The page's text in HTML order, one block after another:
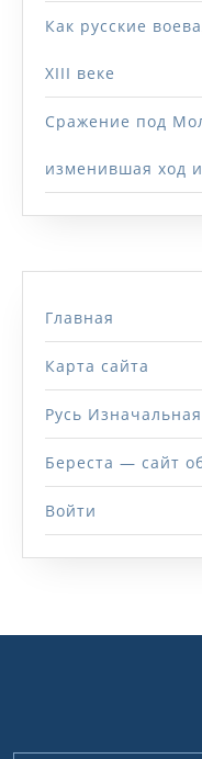
Как русские
XIII веке
Сражение под
изменившая ход
Главная
Карта сайта
Русь Изначальная
Береста — сайт
Войти